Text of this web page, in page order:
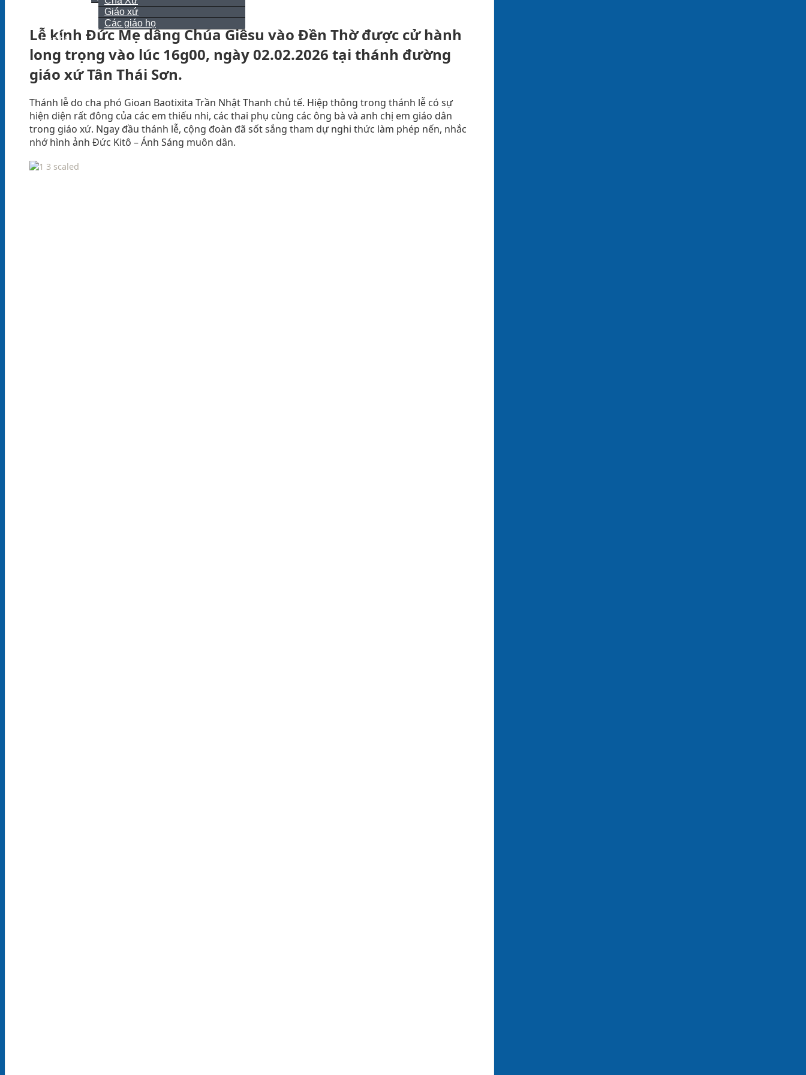
Giáo xứ
Các giáo họ
Liên hệ
Lễ kính Đức Mẹ dâng Chúa Giêsu vào Đền Thờ được cử hành
long trọng vào lúc 16g00, ngày 02.02.2026 tại thánh đường
giáo xứ Tân Thái Sơn.
Thánh lễ do cha phó Gioan Baotixita Trần Nhật Thanh chủ tế. Hiệp thông trong thánh lễ có sự
hiện diện rất đông của các em thiếu nhi, các thai phụ cùng các ông bà và anh chị em giáo dân
trong giáo xứ. Ngay đầu thánh lễ, cộng đoàn đã sốt sắng tham dự nghi thức làm phép nến, nhắc
nhớ hình ảnh Đức Kitô – Ánh Sáng muôn dân.